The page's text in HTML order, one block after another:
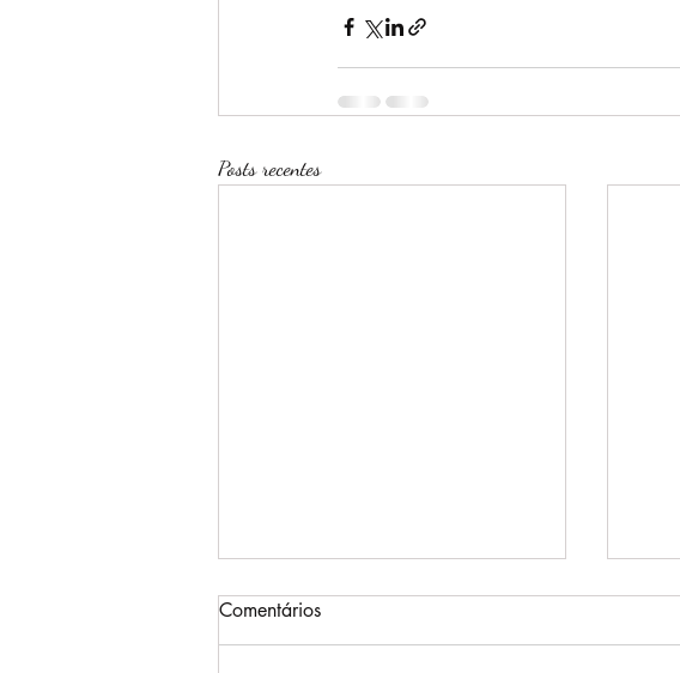
Posts recentes
Comentários